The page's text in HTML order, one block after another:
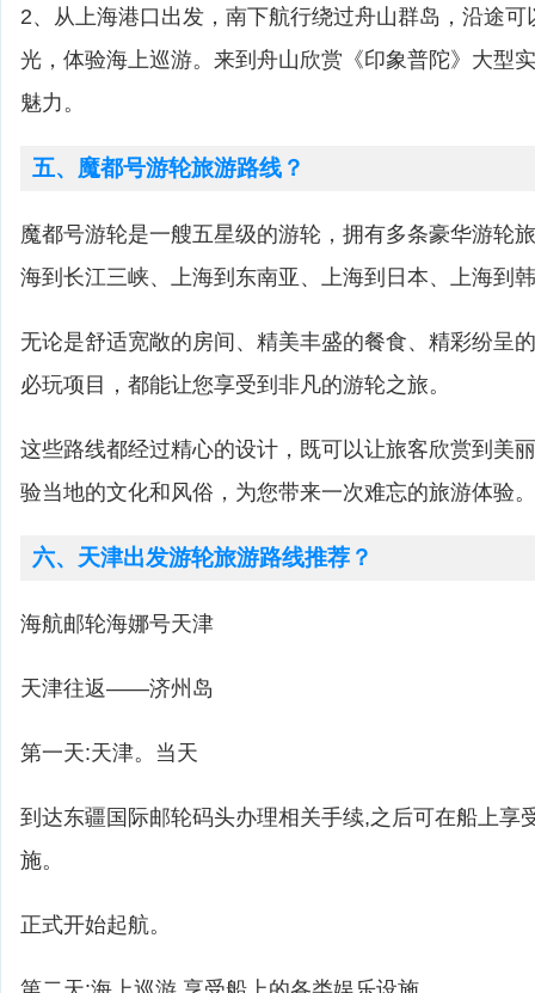
2、从上海港口出发，南下航行绕过舟山群岛，沿途
光，体验海上巡游。来到舟山欣赏《印象普陀》大型
魅力。
五、魔都号游轮旅游路线？
魔都号游轮是一艘五星级的游轮，拥有多条豪华游轮
海到长江三峡、上海到东南亚、上海到日本、上海到
无论是舒适宽敞的房间、精美丰盛的餐食、精彩纷呈
必玩项目，都能让您享受到非凡的游轮之旅。
这些路线都经过精心的设计，既可以让旅客欣赏到美
验当地的文化和风俗，为您带来一次难忘的旅游体验。
六、天津出发游轮旅游路线推荐？
海航邮轮海娜号天津
天津往返——济州岛
第一天:天津。当天
到达东疆国际邮轮码头办理相关手续,之后可在船上享
施。
正式开始起航。